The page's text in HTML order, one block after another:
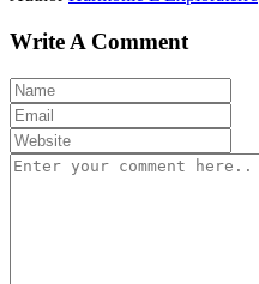
Write A Comment